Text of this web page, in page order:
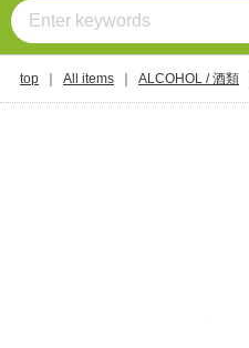
top All items ALCOHOL / 酒類